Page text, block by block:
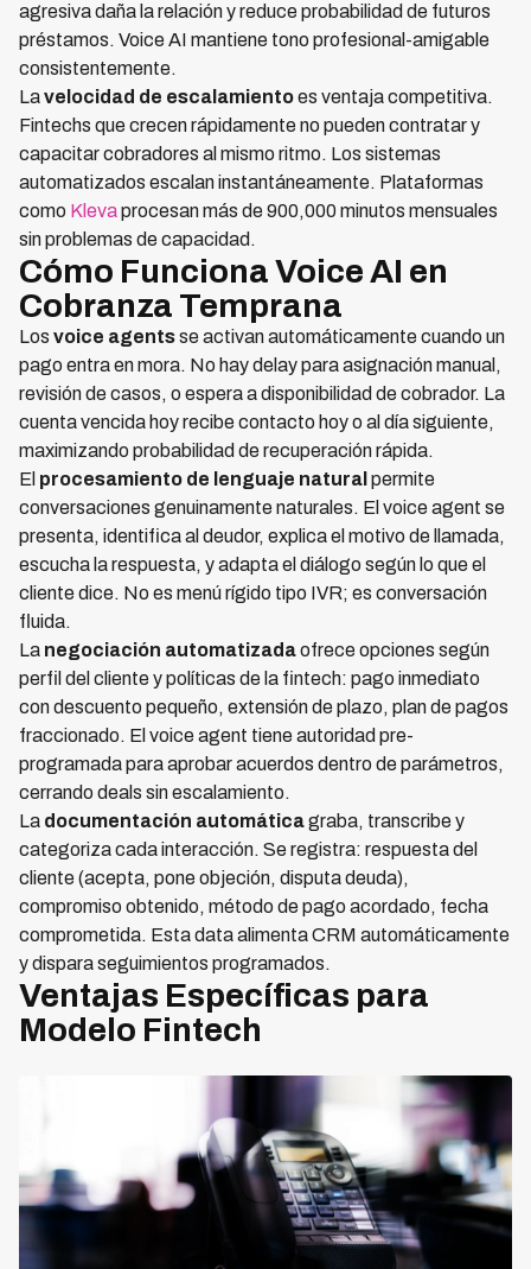
agresiva daña la relación y reduce probabilidad de futuros
préstamos. Voice AI mantiene tono profesional-amigable
consistentemente.
Lavelocidad de escalamientoes ventaja competitiva.
Fintechs que crecen rápidamente no pueden contratar y
capacitar cobradores al mismo ritmo. Los sistemas
automatizados escalan instantáneamente. Plataformas
como Klevaprocesan más de 900,000 minutos mensuales
sin problemas de capacidad.
Cómo Funciona Voice AI en
Cobranza Temprana
Los voice agentsse activan automáticamente cuando un
pago entra en mora. No hay delay para asignación manual,
revisión de casos, o espera a disponibilidad de cobrador. La
cuenta vencida hoy recibe contacto hoy o al día siguiente,
maximizando probabilidad de recuperación rápida.
El procesamiento de lenguaje natural permite
conversaciones genuinamente naturales. El voice agent se
presenta, identifica al deudor, explica el motivo de llamada,
escucha la respuesta, y adapta el diálogo según lo que el
cliente dice. No es menú rígido tipo IVR; es conversación
fluida.
La negociación automatizadaofrece opciones según
perfil del cliente y políticas de la fintech: pago inmediato
con descuento pequeño, extensión de plazo, plan de pagos
fraccionado. El voice agent tiene autoridad pre-
programada para aprobar acuerdos dentro de parámetros,
cerrando deals sin escalamiento.
La documentación automáticagraba, transcribe y
categoriza cada interacción. Se registra: respuesta del
cliente (acepta, pone objeción, disputa deuda),
compromiso obtenido, método de pago acordado, fecha
comprometida. Esta data alimenta CRM automáticamente
y dispara seguimientos programados.
Ventajas Específicas para
Modelo Fintech